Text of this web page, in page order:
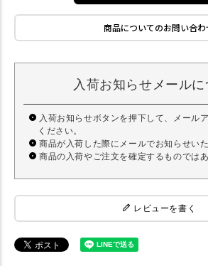
商品についてのお問い合わ
入荷お知らせメールに
入荷お知らせボタンを押下して、メール
ください。
商品が入荷した際にメールでお知らせいた
商品の入荷やご注文を確定するものではあ
レビューを書く